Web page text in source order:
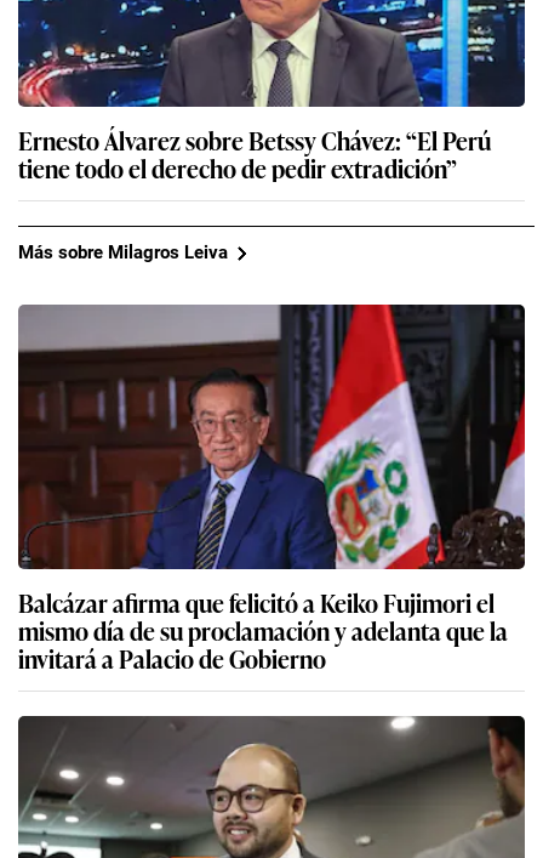
Ernesto Álvarez sobre Betssy Chávez: “El Perú
tiene todo el derecho de pedir extradición”
Más sobre Milagros Leiva
Balcázar afirma que felicitó a Keiko Fujimori el
mismo día de su proclamación y adelanta que la
invitará a Palacio de Gobierno